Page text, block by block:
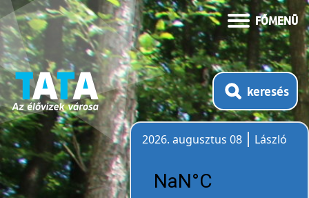
FŐMENÜ
keresés
2026. augusztus 08
László